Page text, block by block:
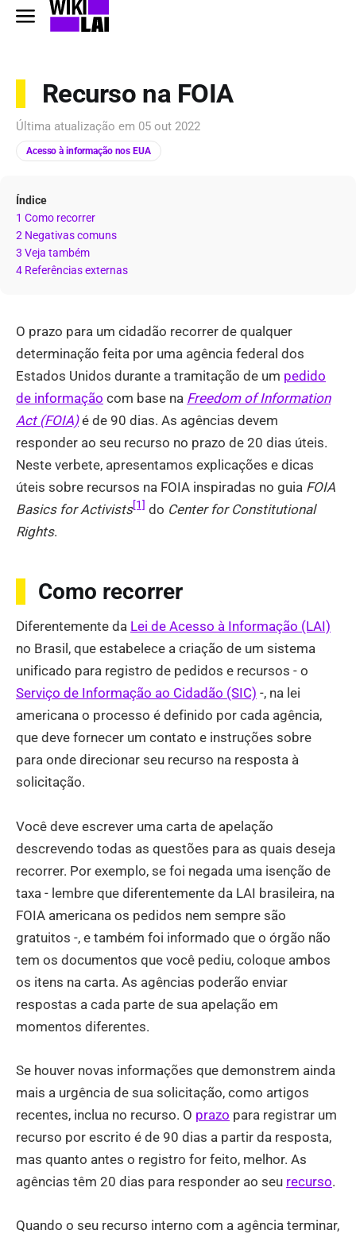
Recurso na FOIA
Última atualização em 05 out 2022
Acesso à informação nos EUA
Índice
1 Como recorrer
2 Negativas comuns
3 Veja também
4 Referências externas
O prazo para um cidadão recorrer de qualquer
determinação feita por uma agência federal dos
Estados Unidos durante a tramitação de um pedido
de informação com base na Freedom of Information
Act (FOIA)é de 90 dias. As agências devem
responder ao seu recurso no prazo de 20 dias úteis.
Neste verbete, apresentamos explicações e dicas
úteis sobre recursos na FOIA inspiradas no guia FOIA
Basics for Activists[1] do Center for Constitutional
Rights.
Como recorrer
Diferentemente da Lei de Acesso à Informação (LAI)
no Brasil, que estabelece a criação de um sistema
unificado para registro de pedidos e recursos - o
Serviço de Informação ao Cidadão (SIC) -, na lei
americana o processo é definido por cada agência,
que deve fornecer um contato e instruções sobre
para onde direcionar seu recurso na resposta à
solicitação.
Você deve escrever uma carta de apelação
descrevendo todas as questões para as quais deseja
recorrer. Por exemplo, se foi negada uma isenção de
taxa - lembre que diferentemente da LAI brasileira, na
FOIA americana os pedidos nem sempre são
gratuitos -, e também foi informado que o órgão não
tem os documentos que você pediu, coloque ambos
os itens na carta. As agências poderão enviar
respostas a cada parte de sua apelação em
momentos diferentes.
Se houver novas informações que demonstrem ainda
mais a urgência de sua solicitação, como artigos
recentes, inclua no recurso. O prazo para registrar um
recurso por escrito é de 90 dias a partir da resposta,
mas quanto antes o registro for feito, melhor. As
agências têm 20 dias para responder ao seu recurso.
Quando o seu recurso interno com a agência terminar,